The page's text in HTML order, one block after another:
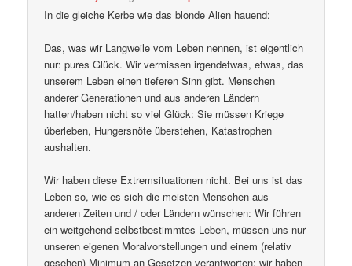
In die gleiche Kerbe wie das blonde Alien hauend:
Das, was wir Langweile vom Leben nennen, ist eigentlich
nur: pures Glück. Wir vermissen irgendetwas, etwas, das
unserem Leben einen tieferen Sinn gibt. Menschen
anderer Generationen und aus anderen Ländern
hatten/haben nicht so viel Glück: Sie müssen Kriege
überleben, Hungersnöte überstehen, Katastrophen
aushalten.
Wir haben diese Extremsituationen nicht. Bei uns ist das
Leben so, wie es sich die meisten Menschen aus
anderen Zeiten und / oder Ländern wünschen: Wir führen
ein weitgehend selbstbestimmtes Leben, müssen uns nur
unseren eigenen Moralvorstellungen und einem (relativ
gesehen) Minimum an Gesetzen verantworten; wir haben